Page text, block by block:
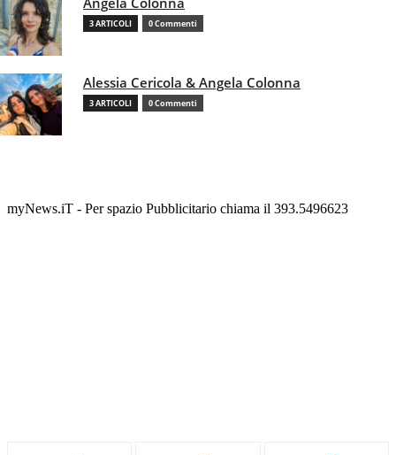
3 ARTICOLI 0 Commenti
Alessia Cericola & Angela Colonna
3 ARTICOLI 0 Commenti
myNews.iT - Per spazio Pubblicitario chiama il 393.5496623